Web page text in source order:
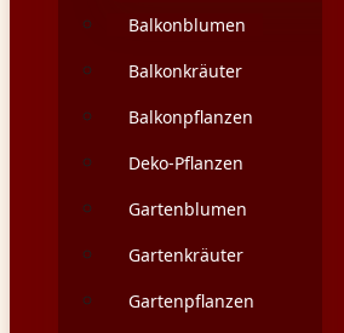
Balkonblumen
Balkonkräuter
Balkonpflanzen
Deko-Pflanzen
Gartenblumen
Gartenkräuter
Gartenpflanzen